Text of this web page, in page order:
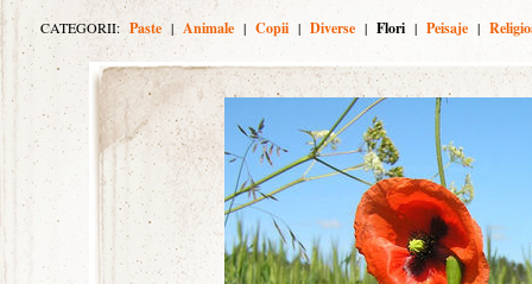
CATEGORII: Paste | Animale | Copii | Diverse | Flori | Peisaje |